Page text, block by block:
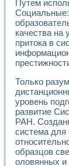
Путем
качества на
притока в
Только
уровень
развитие
РАН.
система для
образцов
оловянных и